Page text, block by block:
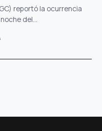
reportó la ocurrencia
del…